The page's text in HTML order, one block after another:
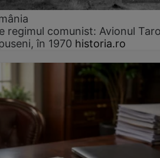
regimul comunist: Avionul
în 1970 historia.ro